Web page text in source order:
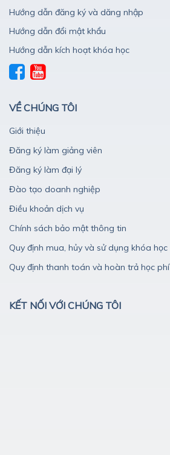
Hướng dẫn đăng ký và dăng nhập
Hướng dẫn đổi mật khẩu
Hướng dẫn kích hoạt khóa học
VỀ CHÚNG TÔI
Giới thiệu
Đăng ký làm giảng viên
Đăng ký làm đại lý
Đào tạo doanh nghiệp
Điều khoản dịch vụ
Chính sách bảo mật thông tin
Quy định mua, hủy và sử dụng khóa học
Quy định thanh toán và hoàn trả học phí
KẾT NỐI VỚI CHÚNG TÔI